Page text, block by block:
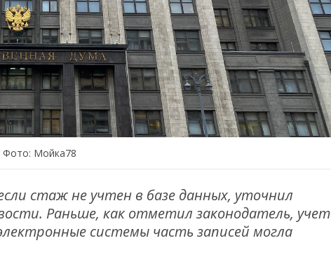
Фото: Мойка78
стаж не учтен в базе данных, уточнил
Раньше, как отметил законодатель, учет
системы часть записей могла